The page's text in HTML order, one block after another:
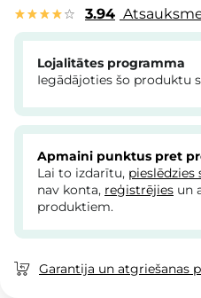
3.94
Lojalitātes programma
Iegādājoties šo produktu
Apmaini punktus pret
Lai to izdarītu,
nav konta, reģistrējies un
produktiem.
Garantija un atgriešanas